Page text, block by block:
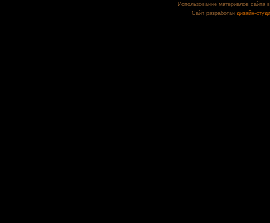
Использование материалов сайта
Сайт разработан дизайн-